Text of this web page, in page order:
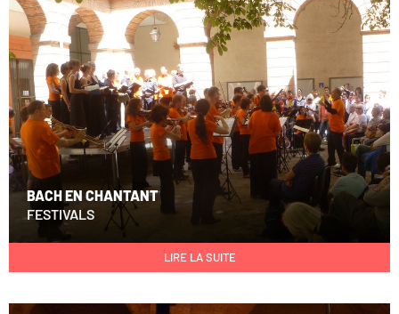
BACH EN CHANTANT
FESTIVALS
LIRE LA SUITE